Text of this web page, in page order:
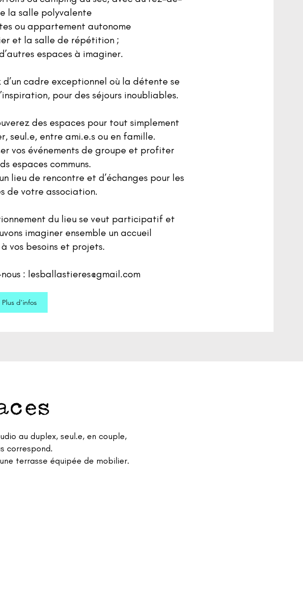
la salle polyvalente
ou appartement autonome
et la salle de répétition ;
espaces à imaginer.
cadre exceptionnel où la détente se
pour des séjours inoubliables.
des espaces pour tout simplement
seul.e, entre ami.e.s ou en famille.
vos événements de groupe et profiter
espaces communs.
lieu de rencontre et d’échanges pour les
de votre association.
du lieu se veut participatif et
imaginer ensemble un accueil
vos besoins et projets.
: lesballastieres@gmail.com
Plus d'infos
au duplex, seul.e, en couple,
correspond.
terrasse équipée de mobilier.